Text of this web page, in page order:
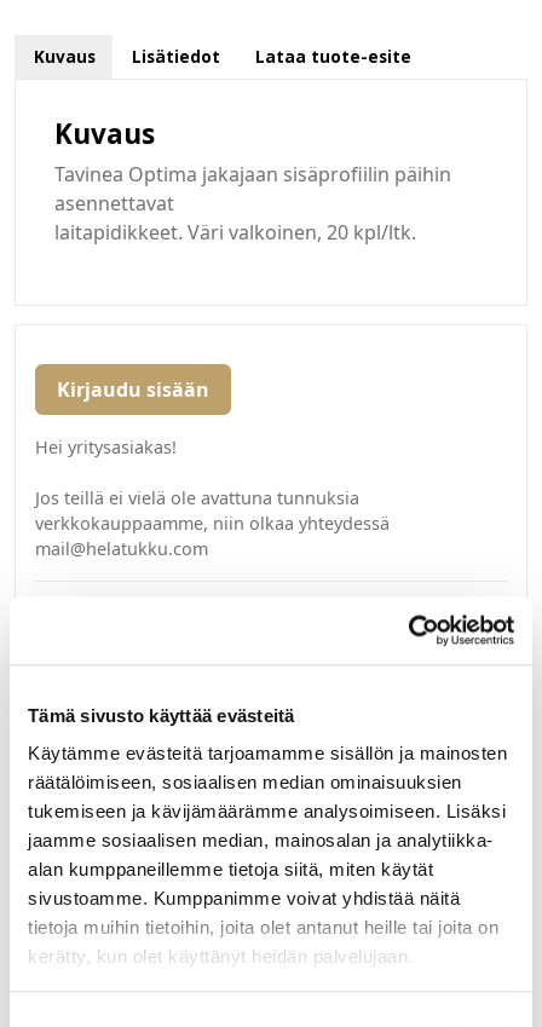
Tämä sivusto käyttää evästeitä
Käytämme evästeitä tarjoamamme sisällön ja mainosten
räätälöimiseen, sosiaalisen median ominaisuuksien
tukemiseen ja kävijämäärämme analysoimiseen. Lisäksi
jaamme sosiaalisen median, mainosalan ja analytiikka-
alan kumppaneillemme tietoja siitä, miten käytät
sivustoamme. Kumppanimme voivat yhdistää näitä
tietoja muihin tietoihin, joita olet antanut heille tai joita on
kerätty, kun olet käyttänyt heidän palvelujaan.
Kuvaus Lisätiedot Lataa tuote-esite
Kuvaus
Tavinea Optima jakajaan sisäprofiilin päihin
asennettavat
laitapidikkeet. Väri valkoinen, 20 kpl/ltk.
Kirjaudu sisään
Hei yritysasiakas!
Jos teillä ei vielä ole avattuna tunnuksia
verkkokauppaamme, niin olkaa yhteydessä
mail@helatukku.com
kpl
Minimi toimituserä: 1
Liittyvät tuotteet